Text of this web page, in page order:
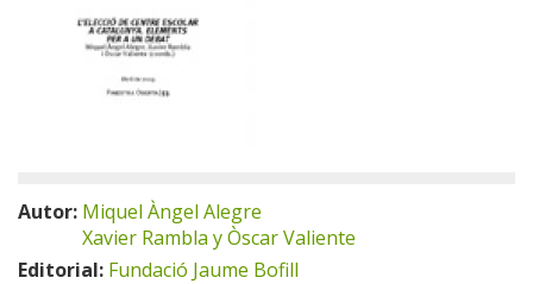
Autor: Miquel Àngel Alegre
Xavier Rambla y Òscar Valiente
Editorial: Fundació Jaume Bofill